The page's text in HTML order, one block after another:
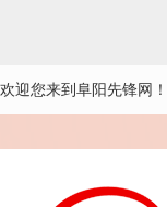
欢迎您来到阜阳先锋网！